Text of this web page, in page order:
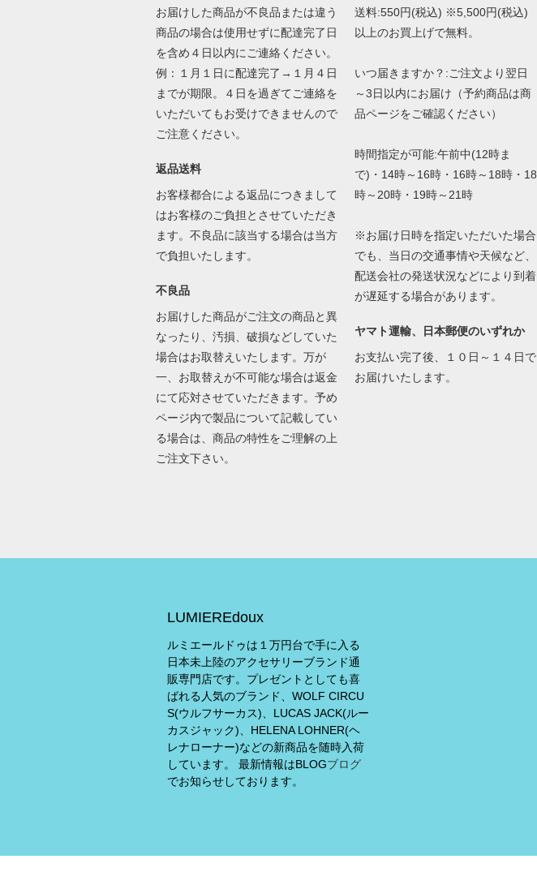
お届けした商品が不良品または違う
商品の場合は使用せずに配達完了日
を含め４日以内にご連絡ください。
例：１月１日に配達完了→１月４日
までが期限。４日を過ぎてご連絡を
いただいてもお受けできませんので
ご注意ください。
返品送料
お客様都合による返品につきまして
はお客様のご負担とさせていただき
ます。不良品に該当する場合は当方
で負担いたします。
不良品
お届けした商品がご注文の商品と異
なったり、汚損、破損などしていた
場合はお取替えいたします。万が
一、お取替えが不可能な場合は返金
にて応対させていただきます。予め
ページ内で製品について記載してい
る場合は、商品の特性をご理解の上
ご注文下さい。
送料:550円(税込) ※5,500円(税込)
以上のお買上げで無料。
いつ届きますか？:ご注文より翌日
～3日以内にお届け（予約商品は商
品ページをご確認ください）
時間指定が可能:午前中(12時ま
で)・14時～16時・16時～18時・18
時～20時・19時～21時
※お届け日時を指定いただいた場合
でも、当日の交通事情や天候など、
配送会社の発送状況などにより到着
が遅延する場合があります。
ヤマト運輸、日本郵便のいずれか
お支払い完了後、１０日～１４日で
お届けいたします。
LUMIEREdoux
ルミエールドゥは１万円台で手に入る
日本未上陸のアクセサリーブランド通
販専門店です。プレゼントとしても喜
ばれる人気のブランド、WOLF CIRCU
S(ウルフサーカス)、LUCAS JACK(ルー
カスジャック)、HELENA LOHNER(ヘ
レナローナー)などの新商品を随時入荷
しています。 最新情報はBLOGブログ
でお知らせしております。